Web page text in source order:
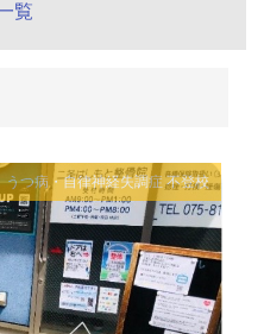
覧
うつ病・自律神経失調症 不登校